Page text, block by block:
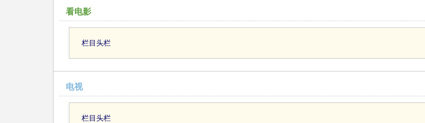
看电影
栏目头栏
电视
栏目头栏